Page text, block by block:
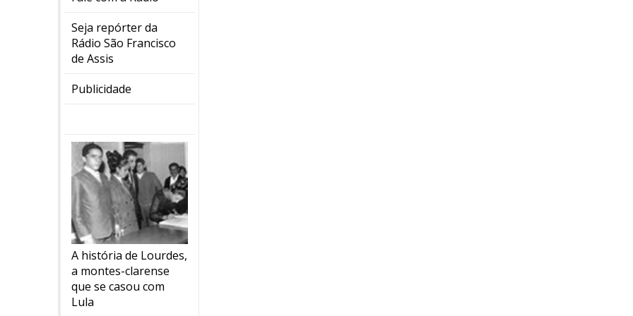
Seja repórter da
Rádio São Francisco
de Assis
Publicidade
A história de Lourdes,
a montes-clarense
que se casou com
Lula